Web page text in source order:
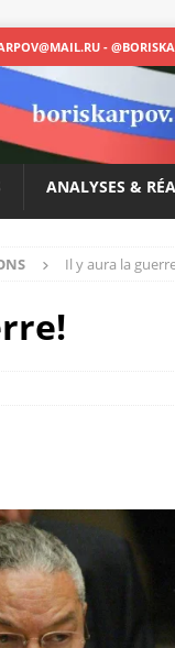
-
ANALYSES &
Il y aura la